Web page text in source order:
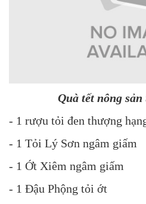
Quà tết nông
- 1 rượu tỏi đen thượng
- 1 Tỏi Lý Sơn ngâm giấm
- 1 Ớt Xiêm ngâm giấm
- 1 Đậu Phộng tỏi ớt